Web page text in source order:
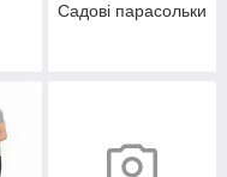
Садові парасольки